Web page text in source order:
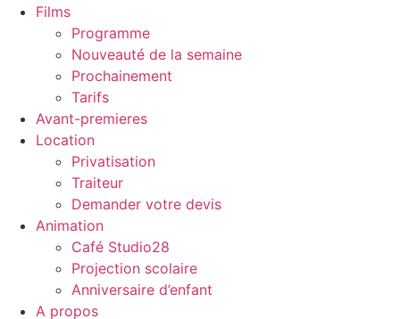
Films
Programme
Nouveauté de la semaine
Prochainement
Tarifs
Avant-premieres
Location
Privatisation
Traiteur
Demander votre devis
Animation
Café Studio28
Projection scolaire
Anniversaire d’enfant
A propos